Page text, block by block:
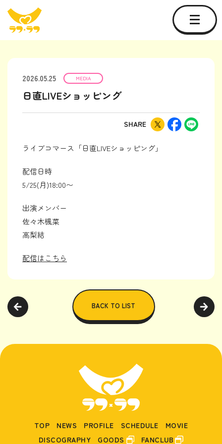
2026.05.25 MEDIA
日直LIVEショッピング
SHARE
ライブコマース「日直LIVEショッピング」
配信日時
5/25(月)18:00〜
出演メンバー
佐々木楓菜
高梨結
配信はこちら
BACK TO LIST
TOP NEWS PROFILE SCHEDULE
MOVIE
DISCOGRAPHY
GOODS FANCLUB